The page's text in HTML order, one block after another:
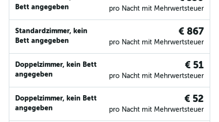
Bett angegeben
pro Nacht mit Mehrwertsteuer
Standardzimmer, kein
Bett angegeben
€ 867
pro Nacht mit Mehrwertsteuer
Doppelzimmer, kein Bett
angegeben
€ 51
pro Nacht mit Mehrwertsteuer
Doppelzimmer, kein Bett
angegeben
€ 52
pro Nacht mit Mehrwertsteuer